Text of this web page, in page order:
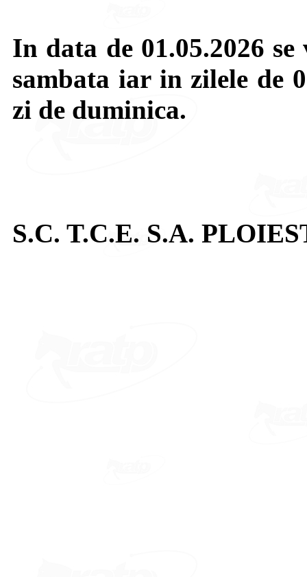
In data de 01.05.2026
sambata iar in zilele de
zi de duminica.
S.C. T.C.E. S.A.